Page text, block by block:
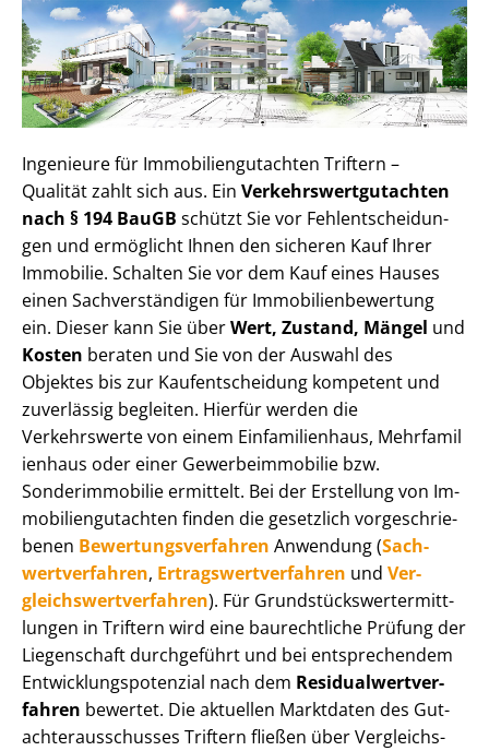
Ingenieure für Im­mo­bi­li­en­gut­ach­ten Triftern –
Qualität zahlt sich aus. Ein Ver­kehrs­wert­gut­ach­ten
nach § 194 BauGB schützt Sie vor Fehl­ent­schei­dun­
gen und ermöglicht Ihnen den sicheren Kauf Ihrer
Immobilie. Schalten Sie vor dem Kauf eines Hauses
einen Sach­ver­stän­di­gen für Im­mo­bi­li­en­be­wer­tung
ein. Dieser kann Sie überWert, Zustand, Mängel und
Kosten beraten und Sie von der Auswahl des
Objektes bis zur Kauf­ent­schei­dung kompetent und
zuverlässig begleiten. Hierfür werden die
Verkehrswerte von einem Einfamilienhaus, Mehr­fa­mi­l
i­en­haus oder einer Ge­wer­be­im­mo­bi­lie bzw.
Sonderimmobilie ermittelt. Bei der Erstellung von Im­
mo­bi­li­en­gut­ach­ten finden die gesetzlich vor­ge­schrie­
be­nen Be­wer­tungs­ver­fah­ren Anwendung (Sach­
wert­ver­fah­ren, Er­trags­wert­ver­fah­ren und Ver­
gleichs­wert­ver­fah­ren). Für Grund­stücks­wert­ermitt­
lun­gen in Triftern wird eine baurechtliche Prüfung der
Liegenschaft durchgeführt und bei entsprechendem
Ent­wick­lungs­po­ten­zi­al nach dem Re­si­du­al­wert­ver­
fah­ren bewertet. Die aktuellen Marktdaten des Gut­
ach­ter­aus­schus­ses Triftern fließen über Ver­gleichs­